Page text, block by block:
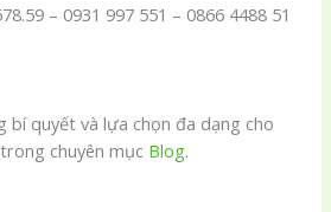
– 0931 997 551 – 0866 4488 51
bí quyết và lựa chọn đa dạng cho
chuyên mục Blog.